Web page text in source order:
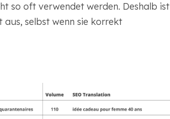
so oft verwendet werden. Deshalb ist
aus, selbst wenn sie korrekt